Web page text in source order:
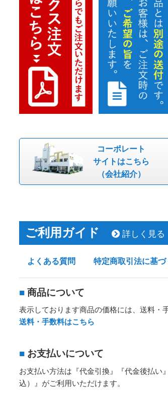
コーポレート
サイトはこちら
（会社紹介）
ご利用ガイド 詳しく見る
よくある質問 特定商取引法に基づ
■ 商品について
表示しております商品の価格には、送料・
送料・手数料はこちら
■ お支払いについて
お支払い方法は『代金引換』『代金後払い
込）』がご利用いただけます。